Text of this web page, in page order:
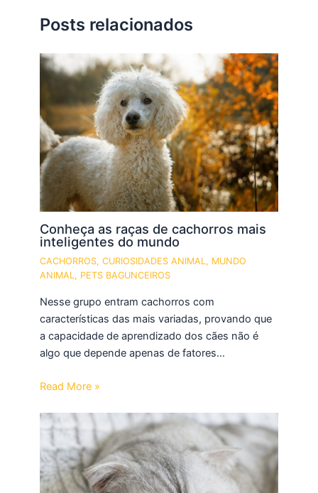
Posts relacionados
Conheça as raças de cachorros mais
inteligentes do mundo
CACHORROS,CURIOSIDADES ANIMAL , MUNDO
ANIMAL , PETS BAGUNCEIROS
Nesse grupo entram cachorros com
características das mais variadas, provando que
a capacidade de aprendizado dos cães não é
algo que depende apenas de fatores…
Read More »